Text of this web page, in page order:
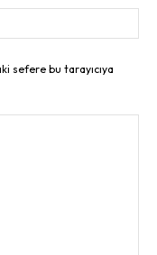
sefere bu tarayıcıya